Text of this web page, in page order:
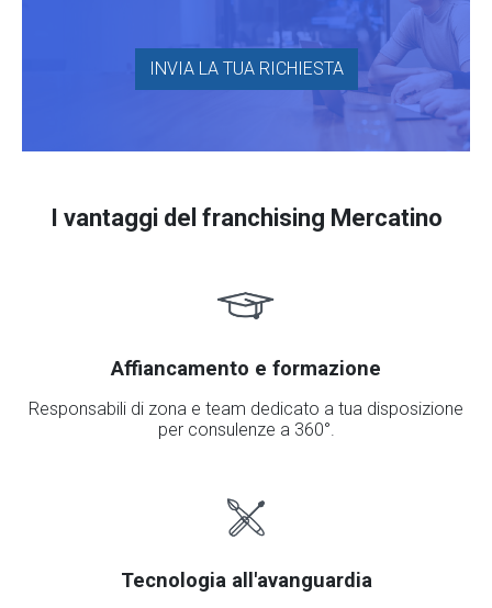
INVIA LA TUA RICHIESTA
I vantaggi del franchising Mercatino
Affiancamento e formazione
Responsabili di zona e team dedicato a tua disposizione
per consulenze a 360°.
Tecnologia all'avanguardia